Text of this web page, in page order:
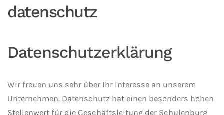
datenschutz
Datenschutzerklärung
Wir freuen uns sehr über Ihr Interesse an unserem
Unternehmen. Datenschutz hat einen besonders hohen
Stellenwert für die Geschäftsleitung der Schulenburg